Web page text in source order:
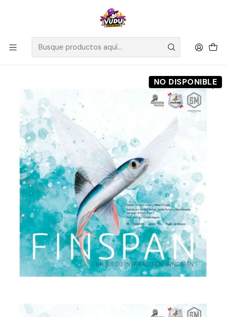
🚀 ¡Despachamos a todo Chile! Envío GRATIS a Regiones sobre
$100.000 y a RM sobre $35.000
Inicio Preventas Maldito Games
Preventa - Finspan - Español
NO DISPONIBLE